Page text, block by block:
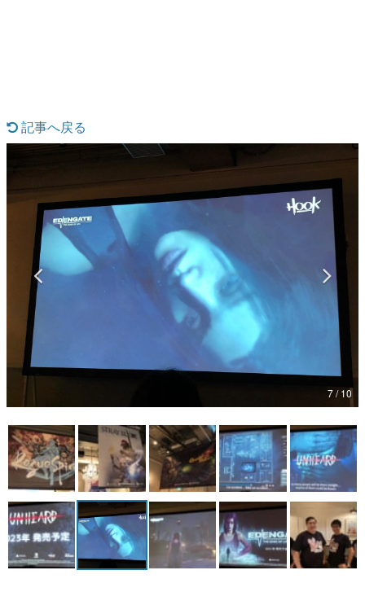
なんでゲームは面白い？
ゲーム開発者・hamatsu氏がゲームの魅力を画面や操作の
具体的な形から解き明かしていく、硬派で骨太な評論連載
です。
ゲームが変えた日本語
「経験値」「裏技」「ラスボス」… ゲームにまつわる言葉
の起源や用法の変遷を、コンピューター文化史研究家・タ
イニーP氏が徹底調査。
特集記事
アプリレビュー
その他
電ファミニコゲーマーとは？
運営：株式会社マレ
記事へ戻る
7 / 10